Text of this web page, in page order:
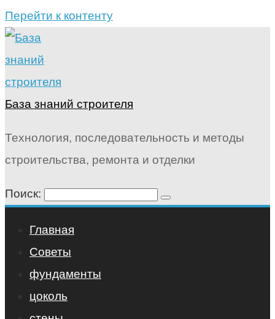
Перейти к контенту
База знаний строителя
Технология, последовательность и методы
строительства, ремонта и отделки
Поиск:
Главная
Советы
фундаменты
цоколь